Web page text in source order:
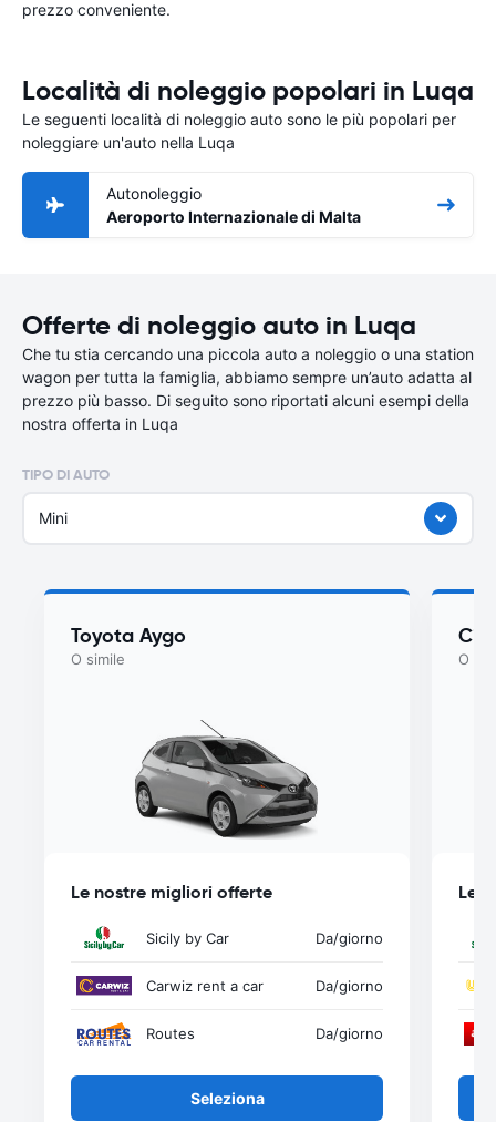
prezzo conveniente.
Località di noleggio popolari in Luqa
Le seguenti località di noleggio auto sono le più popolari per
noleggiare un'auto nella Luqa
Autonoleggio
Aeroporto Internazionale di Malta
Offerte di noleggio auto in Luqa
Che tu stia cercando una piccola auto a noleggio o una station
wagon per tutta la famiglia, abbiamo sempre un’auto adatta al
prezzo più basso. Di seguito sono riportati alcuni esempi della
nostra offerta in Luqa
TIPO DI AUTO
Mini
Toyota Aygo
O simile
Le nostre migliori offerte
Sicily by Car Da/giorno
Carwiz rent a car Da/giorno
Routes Da/giorno
Seleziona
O
Le